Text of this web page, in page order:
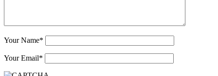
Your Name*
Your Email*